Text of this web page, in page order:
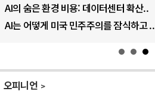
AI의 숨은 환경 비용: 데이터센터 확산..
AI는 어떻게 미국 민주주의를 잠식하고 ..
오피니언